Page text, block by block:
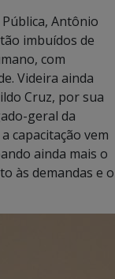
Antônio
imbuídos de
com
Videira ainda
Cruz, por sua
geral da
capacitação vem
ainda mais o
às demandas e o